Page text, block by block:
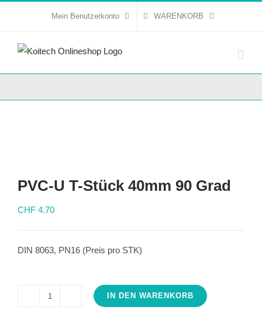
Mein Benutzerkonto WARENKORB
PVC-U T-Stück 40mm 90 Grad
CHF 4.70
DIN 8063, PN16 (Preis pro STK)
IN DEN WARENKORB